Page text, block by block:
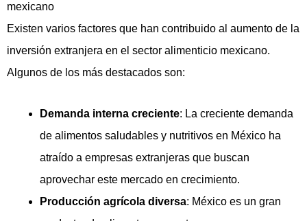
mexicano
Existen varios factores que han contribuido al aumento de la
inversión extranjera en el sector alimenticio mexicano.
Algunos de los más destacados son:
Demanda interna creciente: La creciente demanda
de alimentos saludables y nutritivos en México ha
atraído a empresas extranjeras que buscan
aprovechar este mercado en crecimiento.
Producción agrícola diversa: México es un gran